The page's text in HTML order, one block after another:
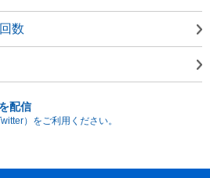
数
配信
）をご利用ください。